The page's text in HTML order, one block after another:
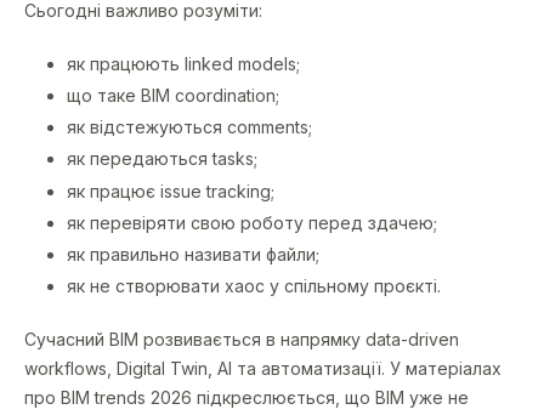
Сьогодні важливо розуміти:
як працюють linked models;
що таке BIM coordination;
як відстежуються comments;
як передаються tasks;
як працює issue tracking;
як перевіряти свою роботу перед здачею;
як правильно називати файли;
як не створювати хаос у спільному проєкті.
Сучасний BIM розвивається в напрямку data-driven
workflows, Digital Twin, AI та автоматизації. У матеріалах
про BIM trends 2026 підкреслюється, що BIM уже не